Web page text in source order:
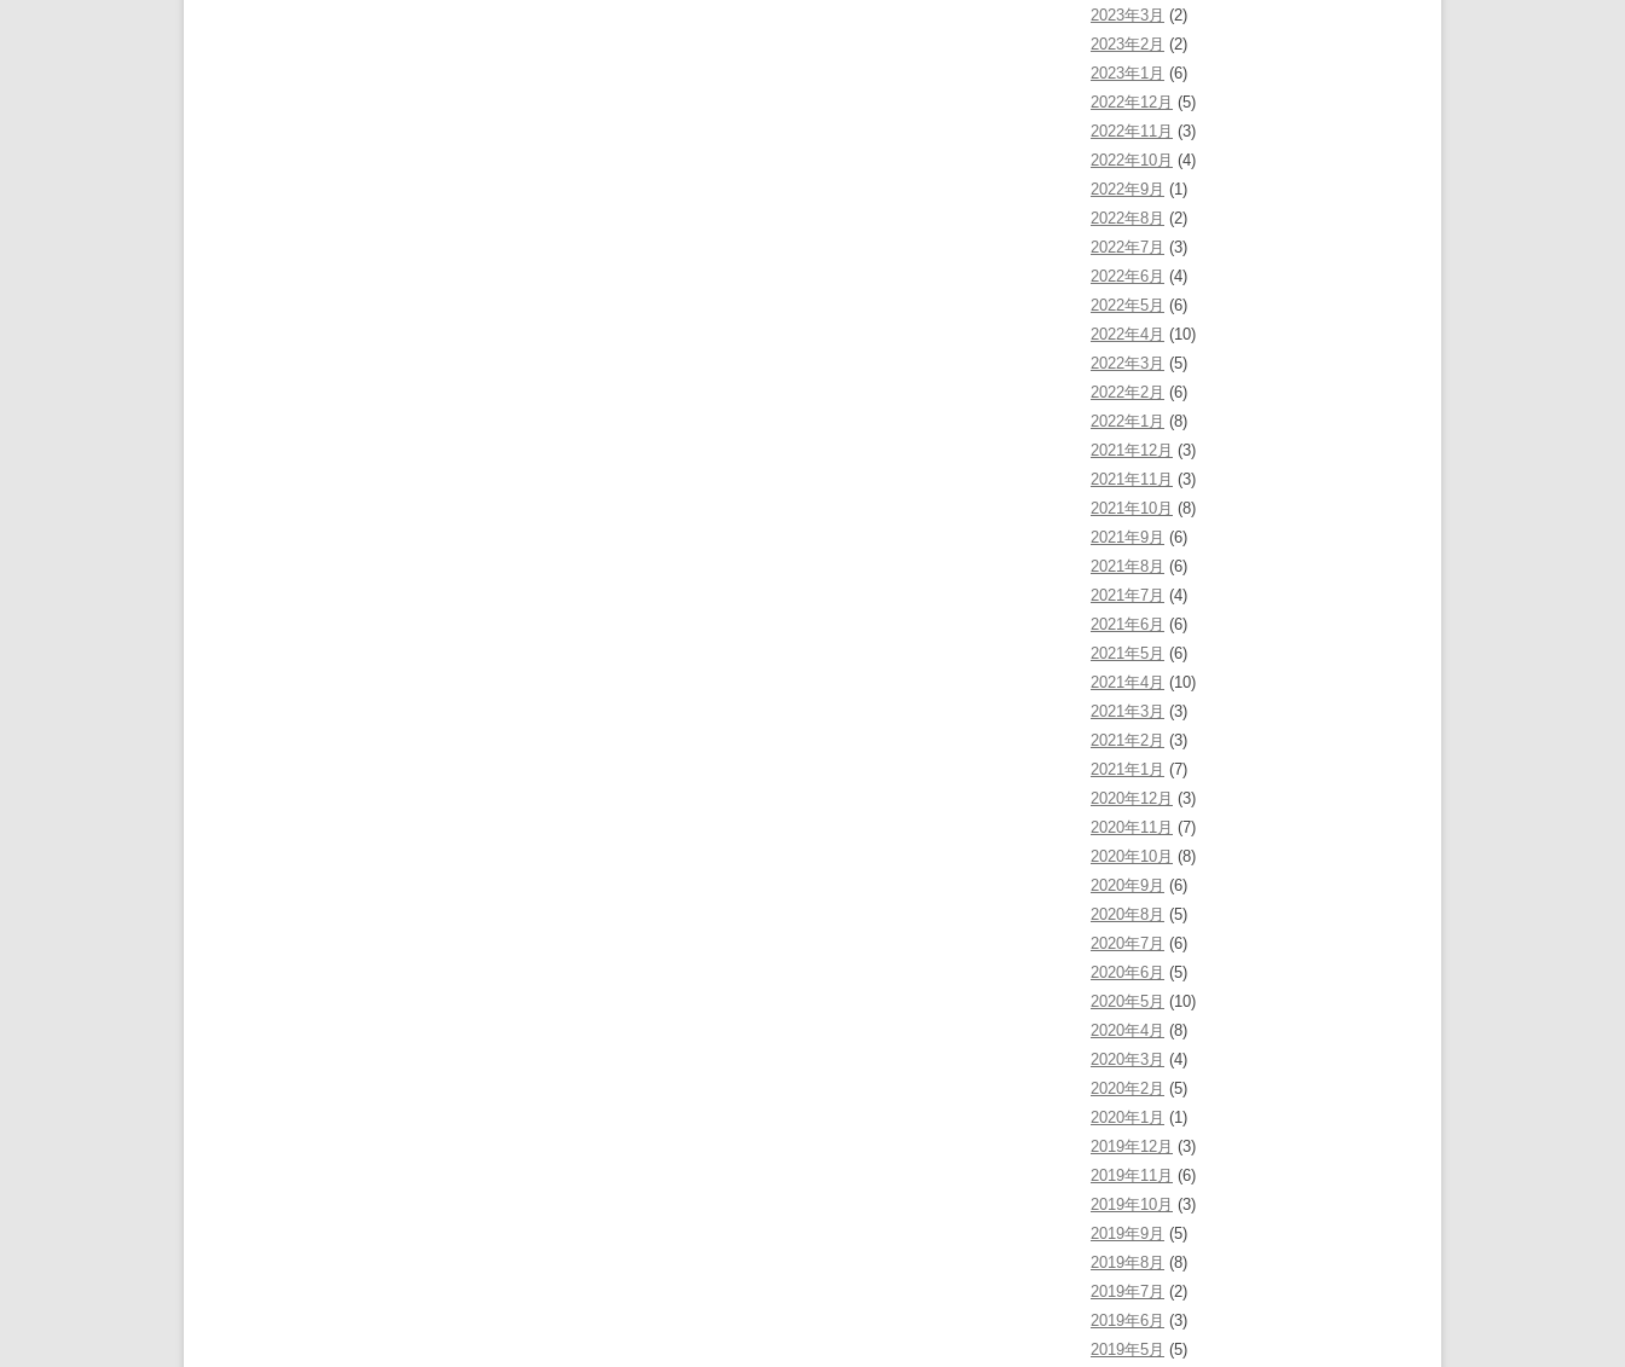
2023年3月 (2)
2023年2月 (2)
2023年1月 (6)
2022年12月 (5)
2022年11月 (3)
2022年10月 (4)
2022年9月 (1)
2022年8月 (2)
2022年7月 (3)
2022年6月 (4)
2022年5月 (6)
2022年4月 (10)
2022年3月 (5)
2022年2月 (6)
2022年1月 (8)
2021年12月 (3)
2021年11月 (3)
2021年10月 (8)
2021年9月 (6)
2021年8月 (6)
2021年7月 (4)
2021年6月 (6)
2021年5月 (6)
2021年4月 (10)
2021年3月 (3)
2021年2月 (3)
2021年1月 (7)
2020年12月 (3)
2020年11月 (7)
2020年10月 (8)
2020年9月 (6)
2020年8月 (5)
2020年7月 (6)
2020年6月 (5)
2020年5月 (10)
2020年4月 (8)
2020年3月 (4)
2020年2月 (5)
2020年1月 (1)
2019年12月 (3)
2019年11月 (6)
2019年10月 (3)
2019年9月 (5)
2019年8月 (8)
2019年7月 (2)
2019年6月 (3)
2019年5月 (5)